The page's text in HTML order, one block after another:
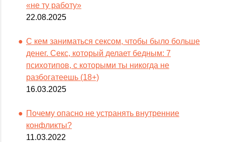
«не ту работу»
22.08.2025
С кем заниматься сексом, чтобы было больше
денег. Секс, который делает бедным: 7
психотипов, с которыми ты никогда не
разбогатеешь (18+)
16.03.2025
Почему опасно не устранять внутренние
конфликты?
11.03.2022